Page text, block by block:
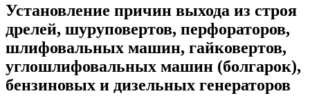
Установление причин выхода из строя
дрелей, шуруповертов, перфораторов,
шлифовальных машин, гайковертов,
углошлифовальных машин (болгарок),
бензиновых и дизельных генераторов